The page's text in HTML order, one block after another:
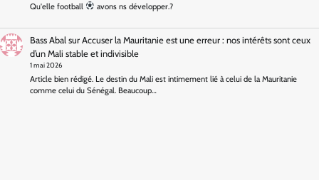
Qu'elle football avons ns développer.?
Bass Abalsur Accuser la Mauritanie est une erreur : nos intérêts sont ceux
d’un Mali stable et indivisible
1 mai 2026
Article bien rédigé. Le destin du Mali est intimement lié à celui de la Mauritanie
comme celui du Sénégal. Beaucoup…